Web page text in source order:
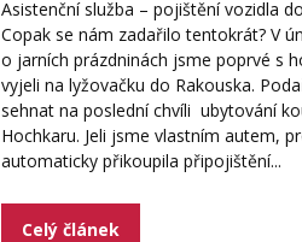
Asistenční služba – pojištění vozidla
Copak se nám zadařilo tentokrát? V
o jarních prázdninách jsme poprvé s
vyjeli na lyžovačku do Rakouska.
sehnat na poslední chvíli ubytování
Hochkaru. Jeli jsme vlastním autem,
automaticky přikoupila připojištění...
Celý článek